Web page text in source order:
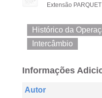
Extensão PARQUET
Histórico da
Intercâmbio
Informações
Autor